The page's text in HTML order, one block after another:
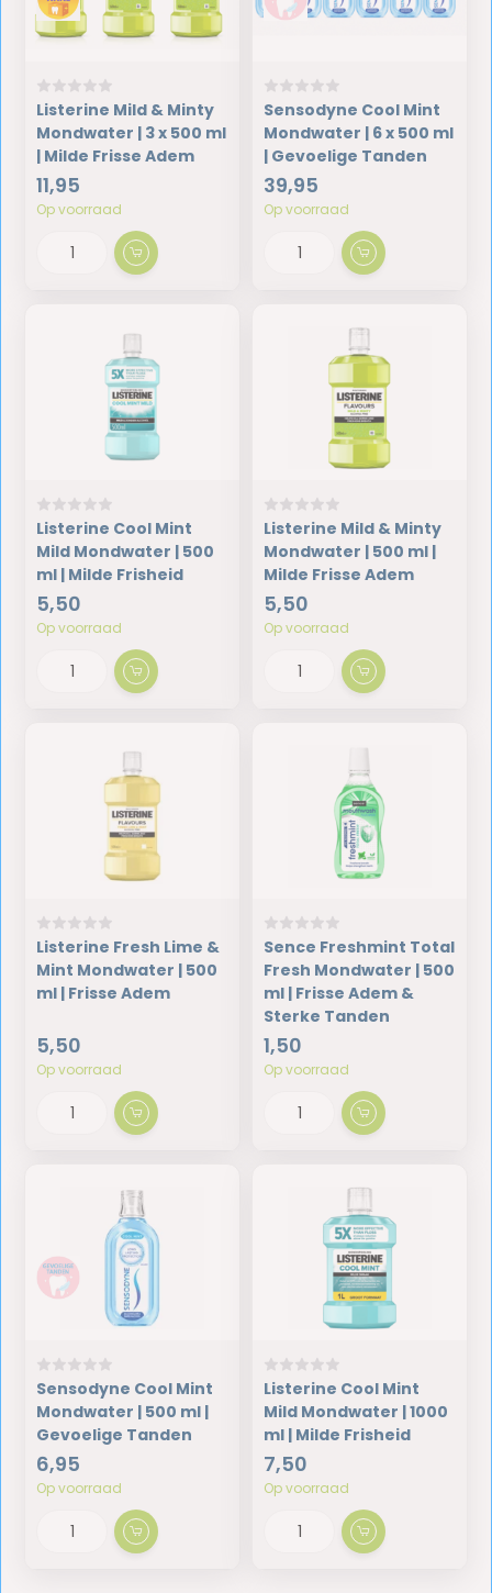
Listerine Mild & Minty
Mondwater | 3 x 500 ml
| Milde Frisse Adem
11,95
Op voorraad
Sensodyne Cool Mint
Mondwater | 6 x 500 ml
| Gevoelige Tanden
39,95
Op voorraad
Listerine Cool Mint
Mild Mondwater | 500
ml | Milde Frisheid
5,50
Op voorraad
Listerine Mild & Minty
Mondwater | 500 ml |
Milde Frisse Adem
5,50
Op voorraad
Listerine Fresh Lime &
Mint Mondwater | 500
ml | Frisse Adem
5,50
Op voorraad
Sence Freshmint Total
Fresh Mondwater | 500
ml | Frisse Adem &
Sterke Tanden
1,50
Op voorraad
Sensodyne Cool Mint
Mondwater | 500 ml |
Gevoelige Tanden
6,95
Op voorraad
Listerine Cool Mint
Mild Mondwater | 1000
ml | Milde Frisheid
7,50
Op voorraad